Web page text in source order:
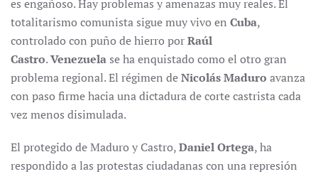
es engañoso. Hay problemas y amenazas muy reales. El
totalitarismo comunista sigue muy vivo en Cuba,
controlado con puño de hierro porRaúl
Castro.Venezuela se ha enquistado como el otro gran
problema regional. El régimen deNicolás Maduro avanza
con paso firme hacia una dictadura de corte castrista cada
vez menos disimulada.
El protegido de Maduro y Castro,Daniel Ortega, ha
respondido a las protestas ciudadanas con una represión